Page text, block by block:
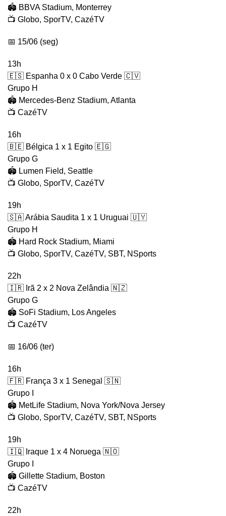
🏟️ BBVA Stadium, Monterrey
📺 Globo, SporTV, CazéTV
📅 15/06 (seg)
13h
🇪🇸 Espanha 0 x 0 Cabo Verde 🇨🇻
Grupo H
🏟️ Mercedes-Benz Stadium, Atlanta
📺 CazéTV
16h
🇧🇪 Bélgica 1 x 1 Egito 🇪🇬
Grupo G
🏟️ Lumen Field, Seattle
📺 Globo, SporTV, CazéTV
19h
🇸🇦 Arábia Saudita 1 x 1 Uruguai 🇺🇾
Grupo H
🏟️ Hard Rock Stadium, Miami
📺 Globo, SporTV, CazéTV, SBT, NSports
22h
🇮🇷 Irã 2 x 2 Nova Zelândia 🇳🇿
Grupo G
🏟️ SoFi Stadium, Los Angeles
📺 CazéTV
📅 16/06 (ter)
16h
🇫🇷 França 3 x 1 Senegal 🇸🇳
Grupo I
🏟️ MetLife Stadium, Nova York/Nova Jersey
📺 Globo, SporTV, CazéTV, SBT, NSports
19h
🇮🇶 Iraque 1 x 4 Noruega 🇳🇴
Grupo I
🏟️ Gillette Stadium, Boston
📺 CazéTV
22h